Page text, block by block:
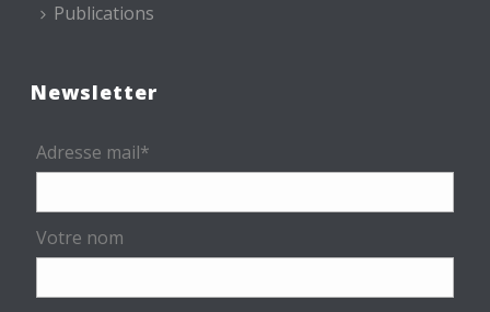
Publications
Newsletter
Adresse mail*
Votre nom